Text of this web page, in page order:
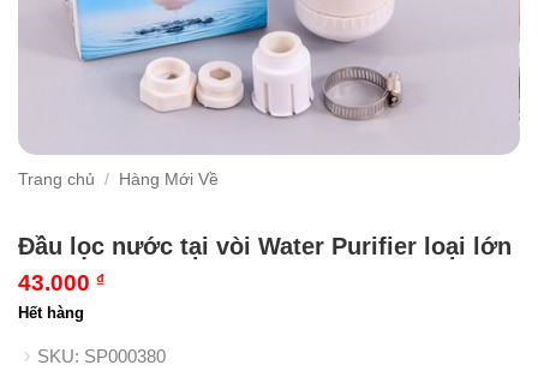
Trang chủ / Hàng Mới Về
Đầu lọc nước tại vòi Water Purifier loại lớn
43.000 ₫
Hết hàng
SKU: SP000380